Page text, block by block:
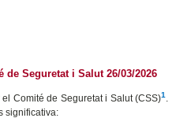
Seguretat i Salut 26/03/2026
Comité de Seguretat i Salut (CSS)1
significativa: